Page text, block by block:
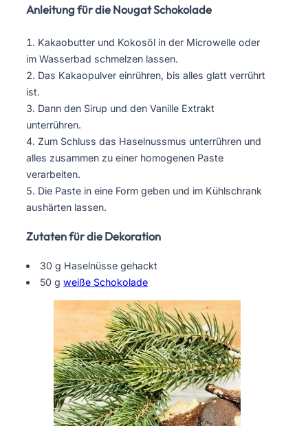
Anleitung für die Nougat Schokolade
Kakaobutter und Kokosöl in der Microwelle oder
im Wasserbad schmelzen lassen.
Das Kakaopulver einrühren, bis alles glatt verrührt
ist.
Dann den Sirup und den Vanille Extrakt
unterrühren.
Zum Schluss das Haselnussmus unterrühren und
alles zusammen zu einer homogenen Paste
verarbeiten.
Die Paste in eine Form geben und im Kühlschrank
aushärten lassen.
Zutaten für die Dekoration
30 g Haselnüsse gehackt
50 gweiße Schokolade